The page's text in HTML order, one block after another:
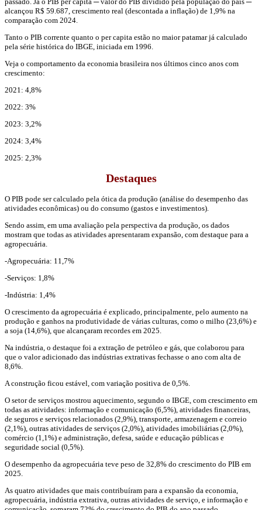
alcançou R$ 59.687, crescimento real (descontada a inflação) de 1,9% na
comparação com 2024.
Tanto o PIB corrente quanto o per capita estão no maior patamar já calculado
pela série histórica do IBGE, iniciada em 1996.
Veja o comportamento da economia brasileira nos últimos cinco anos com
crescimento:
2021: 4,8%
2022: 3%
2023: 3,2%
2024: 3,4%
2025: 2,3%
Destaques
O PIB pode ser calculado pela ótica da produção (análise do desempenho das
atividades econômicas) ou do consumo (gastos e investimentos).
Sendo assim, em uma avaliação pela perspectiva da produção, os dados
mostram que todas as atividades apresentaram expansão, com destaque para a
agropecuária.
-Agropecuária: 11,7%
-Serviços: 1,8%
-Indústria: 1,4%
O crescimento da agropecuária é explicado, principalmente, pelo aumento na
produção e ganhos na produtividade de várias culturas, como o milho (23,6%) e
a soja (14,6%), que alcançaram recordes em 2025.
Na indústria, o destaque foi a extração de petróleo e gás, que colaborou para
que o valor adicionado das indústrias extrativas fechasse o ano com alta de
8,6%.
A construção ficou estável, com variação positiva de 0,5%.
O setor de serviços mostrou aquecimento, segundo o IBGE, com crescimento em
todas as atividades: informação e comunicação (6,5%), atividades financeiras,
de seguros e serviços relacionados (2,9%), transporte, armazenagem e correio
(2,1%), outras atividades de serviços (2,0%), atividades imobiliárias (2,0%),
comércio (1,1%) e administração, defesa, saúde e educação públicas e
seguridade social (0,5%).
O desempenho da agropecuária teve peso de 32,8% do crescimento do PIB em
2025.
As quatro atividades que mais contribuíram para a expansão da economia,
agropecuária, indústria extrativa, outras atividades de serviço, e informação e